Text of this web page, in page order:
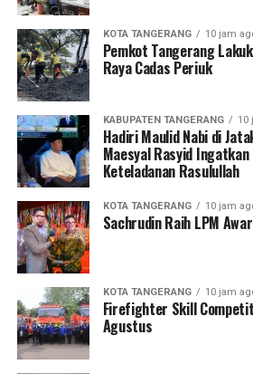
KOTA TANGERANG 10 jam
Pemkot Tangerang
Raya Cadas Periuk
KABUPATEN TANGERANG 10
Hadiri Maulid Nabi di
Maesyal Rasyid
Keteladanan Rasulullah
KOTA TANGERANG 10 jam
Sachrudin Raih LPM
KOTA TANGERANG 10 jam
Firefighter Skill
Agustus